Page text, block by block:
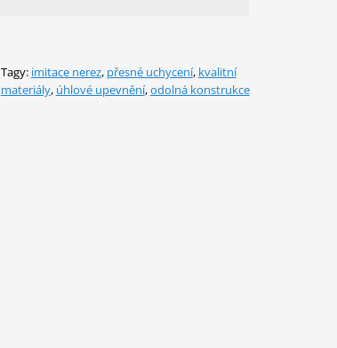
Tagy: imitace nerez, přesné uchycení, kvalitní
materiály, úhlové upevnění,odolná konstrukce